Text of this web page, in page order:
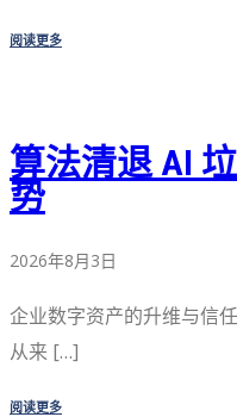
阅读更多
算法清退 AI
势
2026年8月3日
企业数字资产的升维与信
从来 […]
阅读更多